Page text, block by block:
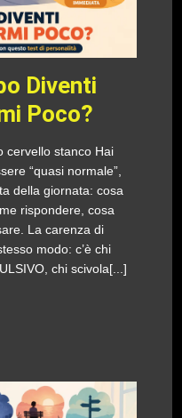
Diventi
Poco?
cervello stanco Hai
“quasi normale”,
della giornata: cosa
rispondere, cosa
La carenza di
modo: c’è chi
chi scivola[...]